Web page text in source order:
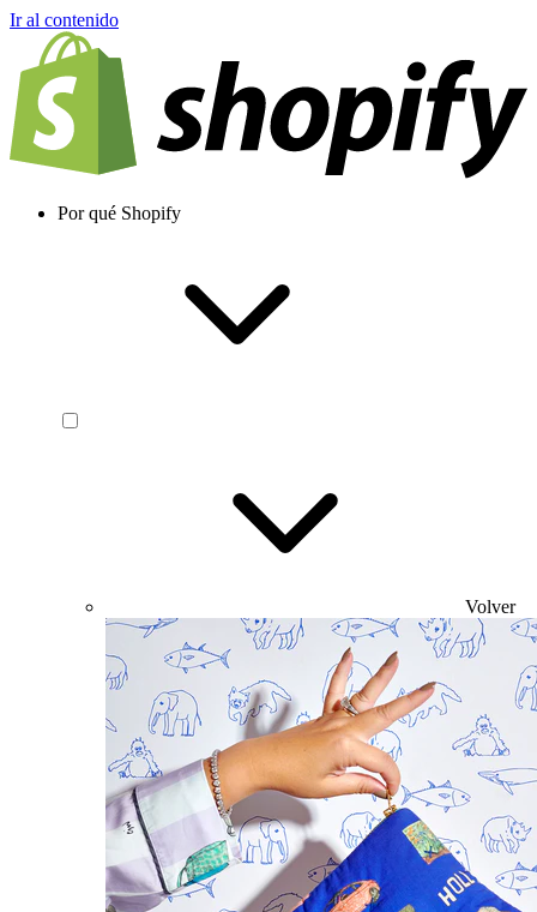
Ir al contenido
Por qué Shopify
Volver